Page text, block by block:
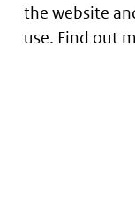
the website
use. Find out